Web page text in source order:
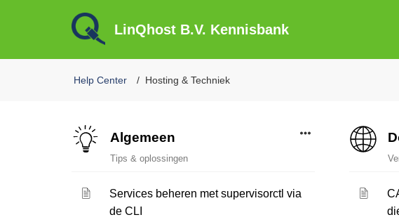
LinQhost B.V. Kennisbank
Help Center Hosting & Techniek
Algemeen
Tips & oplossingen
Services beheren met supervisorctl via
de CLI